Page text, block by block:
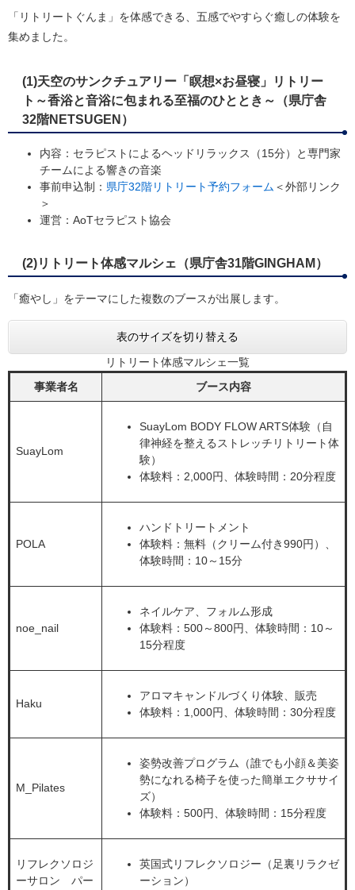
「リトリートぐんま」を体感できる、五感でやすらぐ癒しの体験を
集めました。
(1)天空のサンクチュアリー「瞑想×お昼寝」リトリー
ト～香浴と音浴に包まれる至福のひととき～（県庁舎
32階NETSUGEN）
内容：セラピストによるヘッドリラックス（15分）と専門家
チームによる響きの音楽
事前申込制： 県庁32階リトリート予約フォーム ＜外部リンク
＞
運営：AoTセラピスト協会
(2)リトリート体感マルシェ（県庁舎31階GINGHAM）
「癒やし」をテーマにした複数のブースが出展します。
表のサイズを切り替える
リトリート体感マルシェ一覧
事業者名
ブース内容
SuayLom
SuayLom BODY FLOW ARTS体験（自
律神経を整えるストレッチリトリート体
験）
体験料：2,000円、体験時間：20分程度
POLA
ハンドトリートメント
体験料：無料（クリーム付き990円）、
体験時間：10～15分
noe_nail
ネイルケア、フォルム形成
体験料：500～800円、体験時間：10～
15分程度
Haku
アロマキャンドルづくり体験、販売
体験料：1,000円、体験時間：30分程度
M_Pilates
姿勢改善プログラム（誰でも小顔＆美姿
勢になれる椅子を使った簡単エクササイ
ズ）
体験料：500円、体験時間：15分程度
リフレクソロジ
ーサロン パー
英国式リフレクソロジー（足裏リラクゼ
ーション）